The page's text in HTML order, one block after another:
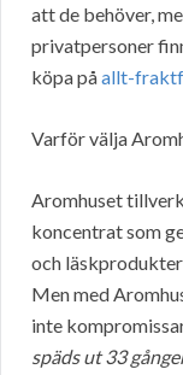
att de behöver,
privatpersoner
köpa påallt-
Varför välja
Aromhuset
koncentrat som
och
Men med
inte
späds ut 33